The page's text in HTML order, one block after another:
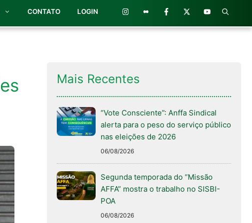
CONTATO LOGIN
Mais Recentes
“Vote Consciente”: Anffa Sindical
alerta para o peso do serviço público
nas eleições de 2026
06/08/2026
Segunda temporada do “Missão
AFFA” mostra o trabalho no SISBI-
POA
06/08/2026